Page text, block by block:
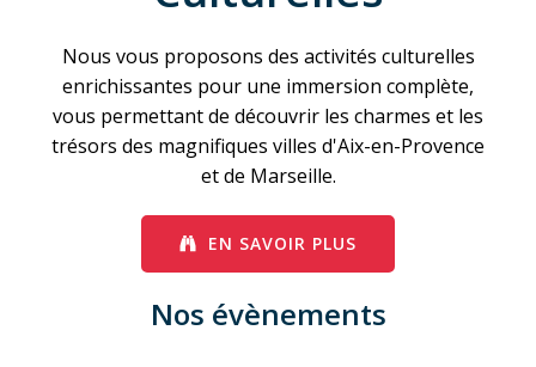
Nous vous proposons des activités culturelles
enrichissantes pour une immersion complète,
vous permettant de découvrir les charmes et les
trésors des magnifiques villes d'Aix-en-Provence
et de Marseille.
EN SAVOIR PLUS
Nos évènements